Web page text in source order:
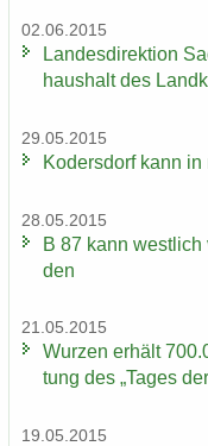
02.06.2015
Lan­des­di­rek­ti­on
haus­halt des
29.05.2015
Ko­ders­dorf kann
28.05.2015
B 87 kann
den
21.05.2015
Wur­zen er­hält
tung des „Tages
19.05.2015